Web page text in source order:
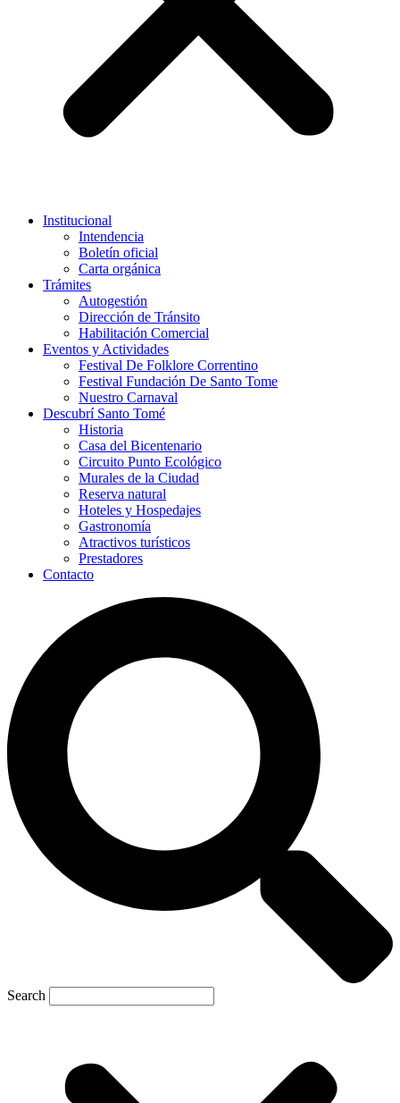
Institucional
Intendencia
Boletín oficial
Carta orgánica
Trámites
Autogestión
Dirección de Tránsito
Habilitación Comercial
Eventos y Actividades
Festival De Folklore Correntino
Festival Fundación De Santo Tome
Nuestro Carnaval
Descubrí Santo Tomé
Historia
Casa del Bicentenario
Circuito Punto Ecológico
Murales de la Ciudad
Reserva natural
Hoteles y Hospedajes
Gastronomía
Atractivos turísticos
Prestadores
Contacto
Search